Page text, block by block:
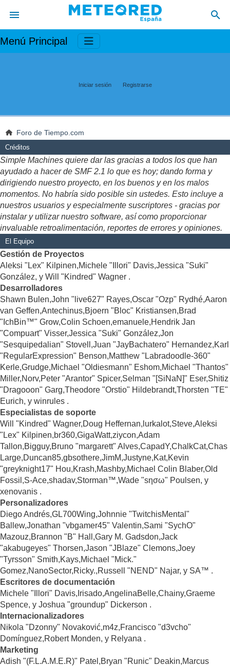
Menú Principal
Iniciar sesión Registrarse
Foro de Tiempo.com
Créditos
Simple Machines quiere dar las gracias a todos los que han
ayudado a hacer de SMF 2.1 lo que es hoy; dando forma y
dirigiendo nuestro proyecto, en los buenos y en los malos
momentos. No habría sido posible sin ustedes. Esto incluye a
nuestros usuarios y especialmente suscriptores - gracias por
instalar y utilizar nuestro software, así como proporcionar
invaluable retroalimentación, reportes de errores y opiniones.
El Equipo
Gestión de Proyectos
Aleksi "Lex" Kilpinen,Michele "Illori" Davis,Jessica "Suki"
González, y Will "Kindred" Wagner .
Desarrolladores
Shawn Bulen,John "live627" Rayes,Oscar "Ozp" Rydhé,Aaron
van Geffen,Antechinus,Bjoern "Bloc" Kristiansen,Brad
"IchBin™" Grow,Colin Schoen,emanuele,Hendrik Jan
"Compuart" Visser,Jessica "Suki" González,Jon
"Sesquipedalian" Stovell,Juan "JayBachatero" Hernandez,Karl
"RegularExpression" Benson,Matthew "Labradoodle-360"
Kerle,Grudge,Michael "Oldiesmann" Eshom,Michael "Thantos"
Miller,Norv,Peter "Arantor" Spicer,Selman "[SiNaN]" Eser,Shitiz
"Dragooon" Garg,Theodore "Orstio" Hildebrandt,Thorsten "TE"
Eurich, y winrules .
Especialistas de soporte
Will "Kindred" Wagner,Doug Heffernan,lurkalot,Steve,Aleksi
"Lex" Kilpinen,br360,GigaWatt,ziycon,Adam
Tallon,Bigguy,Bruno "margarett" Alves,CapadY,ChalkCat,Chas
Large,Duncan85,gbsothere,JimM,Justyne,Kat,Kevin
"greyknight17" Hou,Krash,Mashby,Michael Colin Blaber,Old
Fossil,S-Ace,shadav,Storman™,Wade "sησω" Poulsen, y
xenovanis .
Personalizadores
Diego Andrés,GL700Wing,Johnnie "TwitchisMental"
Ballew,Jonathan "vbgamer45" Valentin,Sami "SychO"
Mazouz,Brannon "B" Hall,Gary M. Gadsdon,Jack
"akabugeyes" Thorsen,Jason "JBlaze" Clemons,Joey
"Tyrsson" Smith,Kays,Michael "Mick."
Gomez,NanoSector,Ricky.,Russell "NEND" Najar, y SA™ .
Escritores de documentación
Michele "Illori" Davis,Irisado,AngelinaBelle,Chainy,Graeme
Spence, y Joshua "groundup" Dickerson .
Internacionalizadores
Nikola "Dzonny" Novaković,m4z,Francisco "d3vcho"
Domínguez,Robert Monden, y Relyana .
Marketing
Adish "(F.L.A.M.E.R)" Patel,Bryan "Runic" Deakin,Marcus